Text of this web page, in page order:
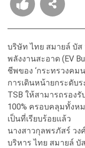
บริษัท ไทย สมายล์ บั
พลังงานสะอาด (EV
ชีพของ ‘กระทรวงคม
การเดินหน้ายกระดับ
TSB ให้สามารถรอง
100% ครอบคลุมทั้งห
เป็นที่เรียบร้อยแล้ว
นางสาวกุลพรภัสร์ ว
บริหาร ไทย สมายล์ บั